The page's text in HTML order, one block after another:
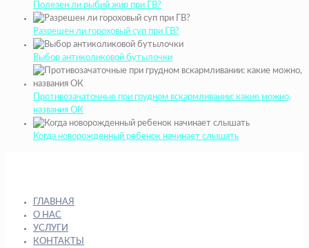
Полезен ли рыбий жир при ГВ?
Разрешен ли гороховый суп при ГВ?
Выбор антиколиковой бутылочки
Противозачаточные при грудном вскармливании: какие можно,
названия ОК
Когда новорожденный ребенок начинает слышать
ГЛАВНАЯ
О НАС
УСЛУГИ
КОНТАКТЫ